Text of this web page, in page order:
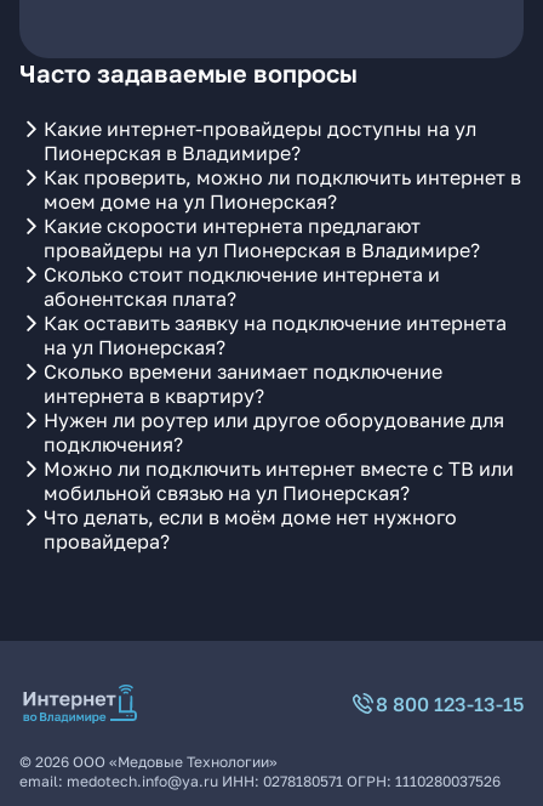
Часто задаваемые вопросы
Какие интернет-провайдеры доступны на ул
Пионерская в Владимире?
Как проверить, можно ли подключить интернет в
моем доме на ул Пионерская?
Какие скорости интернета предлагают
провайдеры на ул Пионерская в Владимире?
Сколько стоит подключение интернета и
абонентская плата?
Как оставить заявку на подключение интернета
на ул Пионерская?
Сколько времени занимает подключение
интернета в квартиру?
Нужен ли роутер или другое оборудование для
подключения?
Можно ли подключить интернет вместе с ТВ или
мобильной связью на ул Пионерская?
Что делать, если в моём доме нет нужного
провайдера?
8 800 123-13-15
© 2026 ООО «Медовые Технологии»
email: medotech.info@ya.ru ИНН: 0278180571 ОГРН: 1110280037526